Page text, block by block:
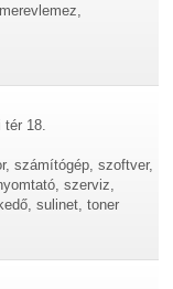
18.
számítógép, szoftver,
szerviz,
sulinet, toner